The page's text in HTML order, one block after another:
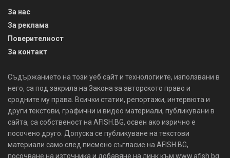
За нас
За реклама
Поверителност
За контакт
Съдържанието на този уеб сайт и технологиите, използвани в
него, са под закрила на Закона за авторското право и
сродните му права. Всички статии, репортажи, интервюта и
други текстови, графични и видео материали, публикувани в
сайта, са собственост на AFISH.BG, освен ако изрично е
посочено друго. Допуска се публикуване на текстови
материали само след писмено съгласие на AFISH.BG,
посочване на източника и добавяне на линк към www.afish.bg.